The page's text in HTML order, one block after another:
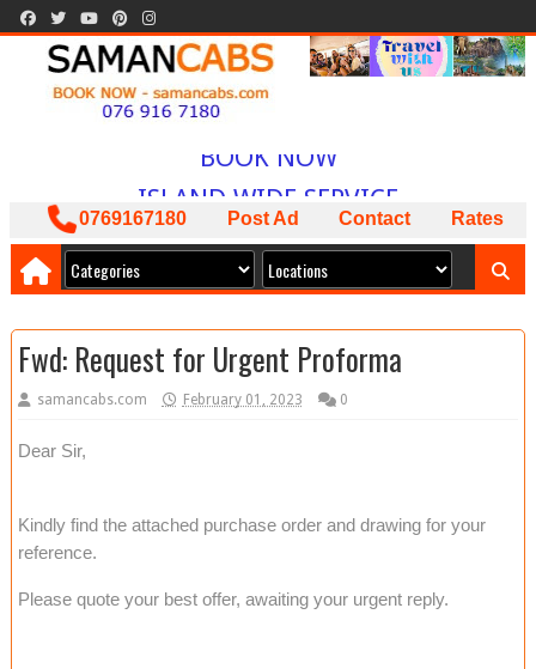
WELCOME TO
SAMAN CABS
PACKAGES AVAILABLE
ඔබට අවශ්‍ය කාර් ලොරි බස් අඩුම මිලට
0769167180 Post Ad Contact Rates
Fwd: Request for Urgent Proforma
samancabs.com February 01, 2023 0
Dear Sir,
Kindly find the attached purchase order and drawing for your
reference.
Please quote your best offer, awaiting your urgent reply.